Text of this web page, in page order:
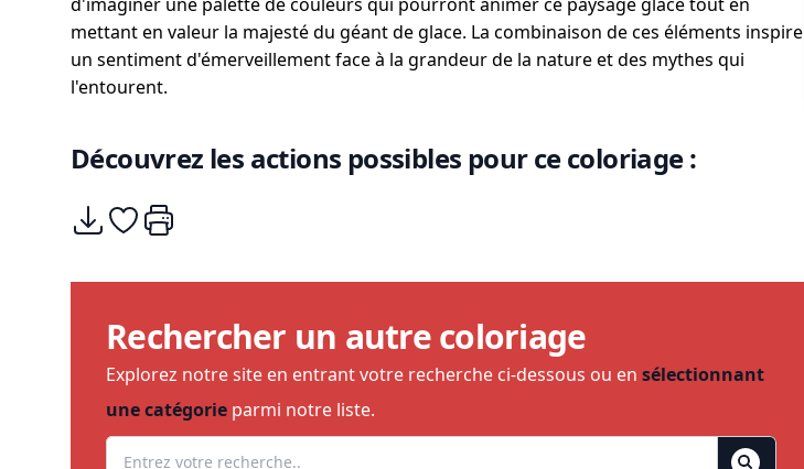
mettant en valeur la majesté du géant de glace. La combinaison de ces éléments inspire
un sentiment d'émerveillement face à la grandeur de la nature et des mythes qui
l'entourent.
Découvrez les actions possibles pour ce coloriage :
Télécharger
Ajouter à mes coups de coeurs
Imprimer
Rechercher un autre coloriage
Explorez notre site en entrant votre recherche ci-dessous ou en sélectionnant
une catégorie parmi notre liste.